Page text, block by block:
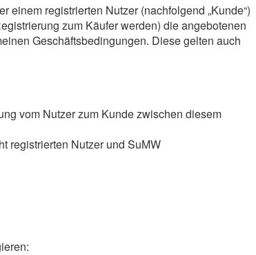
einem registrierten Nutzer (nachfolgend „Kunde“)
zum Käufer werden) die angebotenen
Geschäftsbedingungen. Diese gelten auch
vom Nutzer zum Kunde zwischen diesem
registrierten Nutzer und SuMW